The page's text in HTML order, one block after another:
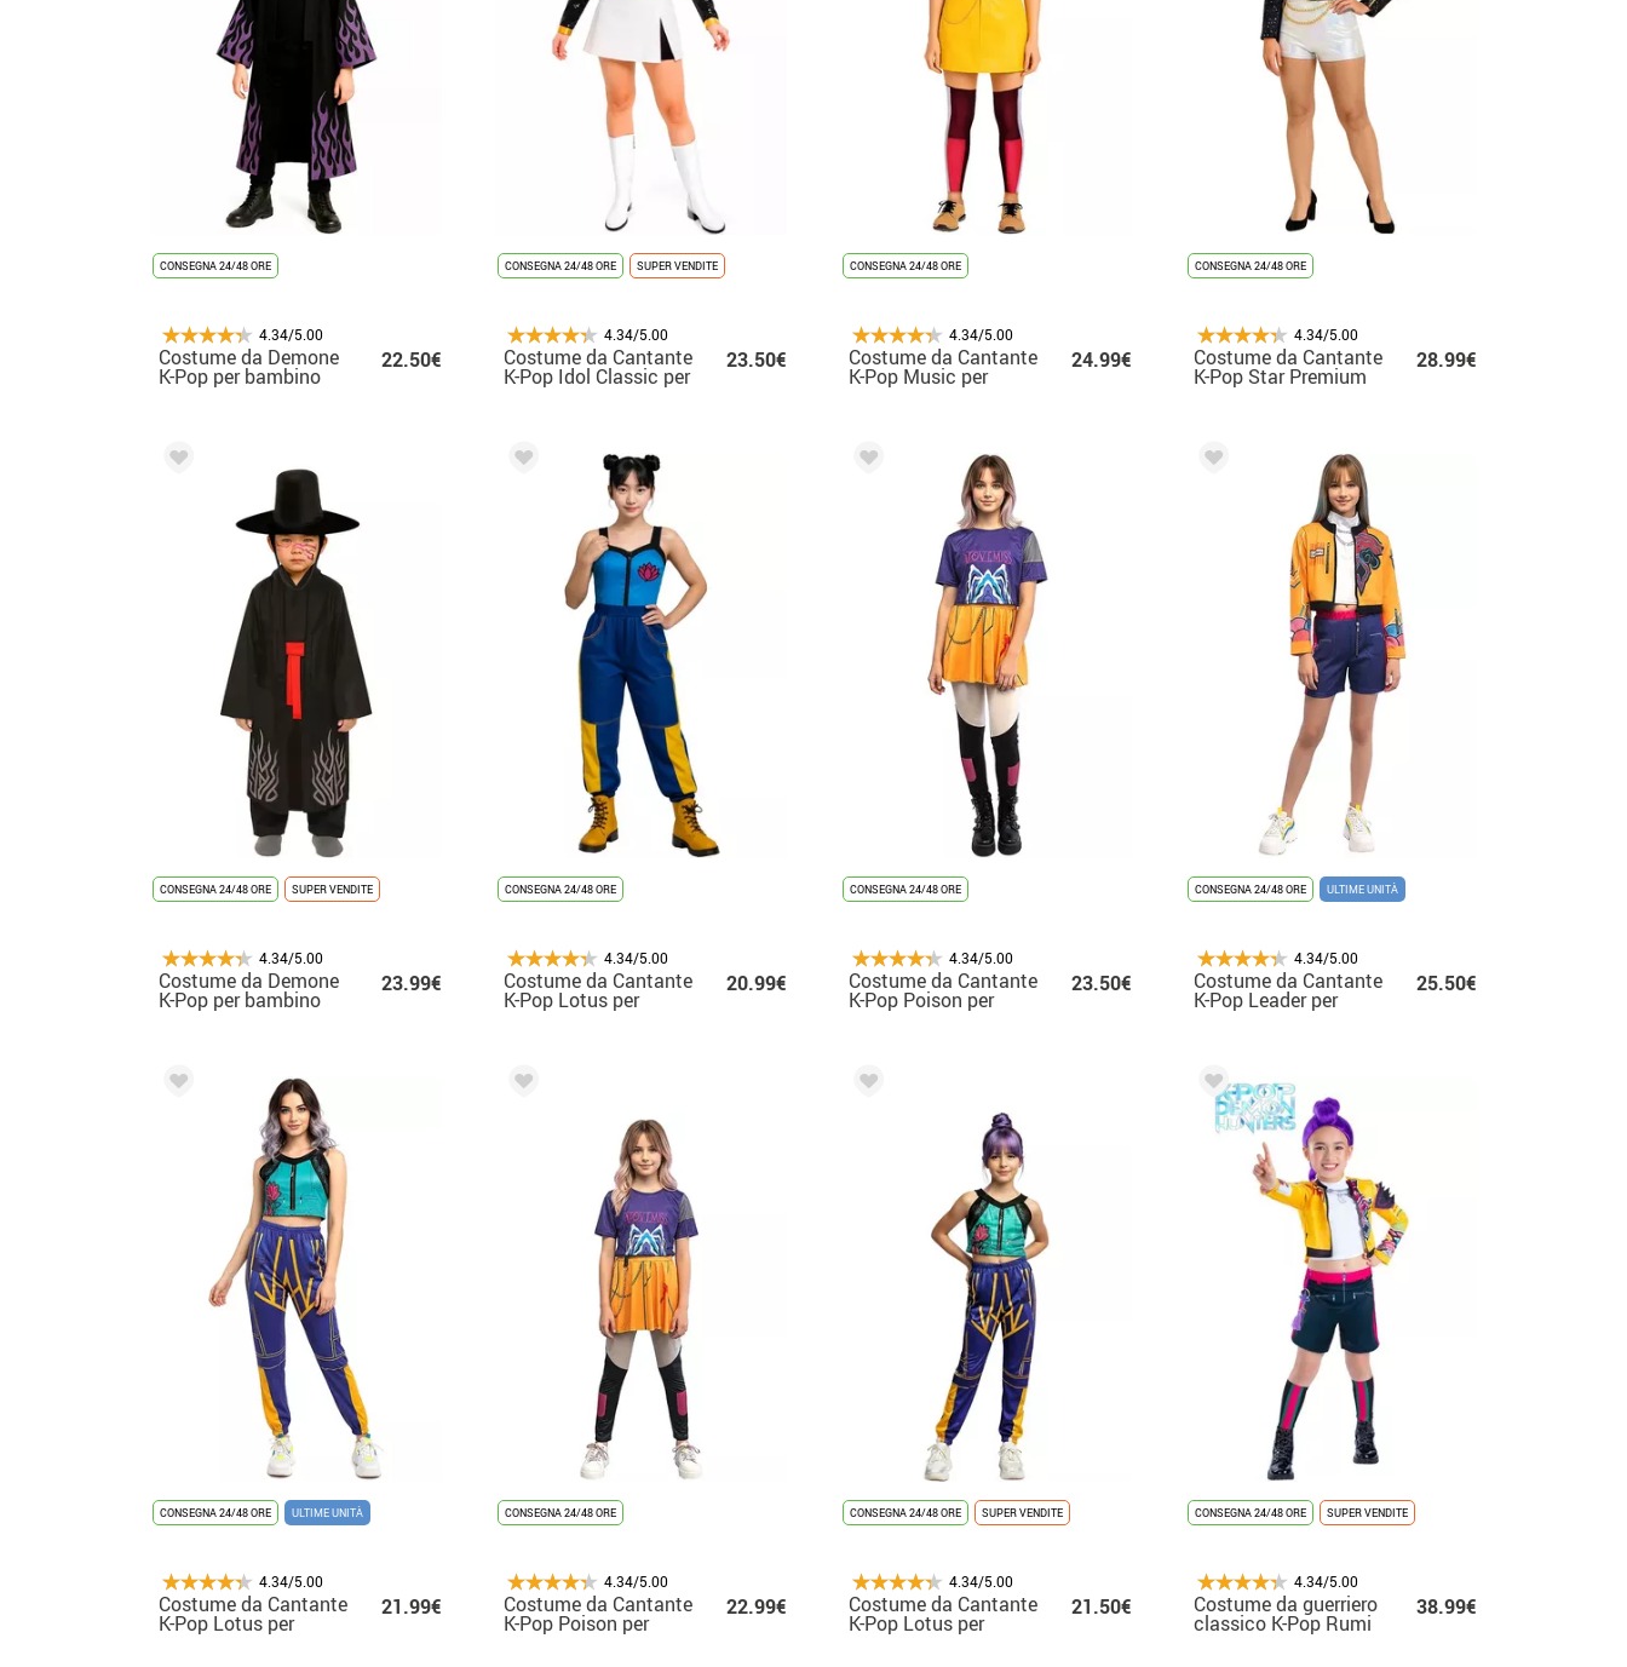
CONSEGNA 24/48 ORE
4.34/5.00
Costume da Demone
K-Pop per bambino
22.50€
CONSEGNA 24/48 ORE SUPER VENDITE
4.34/5.00
Costume da Cantante
K-Pop Idol Classic per
donna
23.50€
CONSEGNA 24/48 ORE
4.34/5.00
Costume da Cantante
K-Pop Music per
donna
24.99€
CONSEGNA 24/48 ORE
4.34/5.00
Costume da Cantante
K-Pop Star Premium
per donna
28.99€
CONSEGNA 24/48 ORE SUPER VENDITE
4.34/5.00
Costume da Demone
K-Pop per bambino
23.99€
CONSEGNA 24/48 ORE
4.34/5.00
Costume da Cantante
K-Pop Lotus per
adolescente
20.99€
CONSEGNA 24/48 ORE
4.34/5.00
Costume da Cantante
K-Pop Poison per
adolescente
23.50€
CONSEGNA 24/48 ORE ULTIME UNITÀ
4.34/5.00
Costume da Cantante
K-Pop Leader per
adolescente
25.50€
CONSEGNA 24/48 ORE ULTIME UNITÀ
4.34/5.00
Costume da Cantante
K-Pop Lotus per
adolescente
21.99€
CONSEGNA 24/48 ORE
4.34/5.00
Costume da Cantante
K-Pop Poison per
bambina
22.99€
CONSEGNA 24/48 ORE SUPER VENDITE
4.34/5.00
Costume da Cantante
K-Pop Lotus per
bambina
21.50€
CONSEGNA 24/48 ORE SUPER VENDITE
4.34/5.00
Costume da guerriero
classico K-Pop Rumi
38.99€